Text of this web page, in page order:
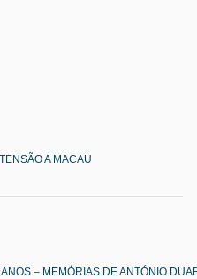
A MACAU
– MEMÓRIAS DE ANTÓNIO